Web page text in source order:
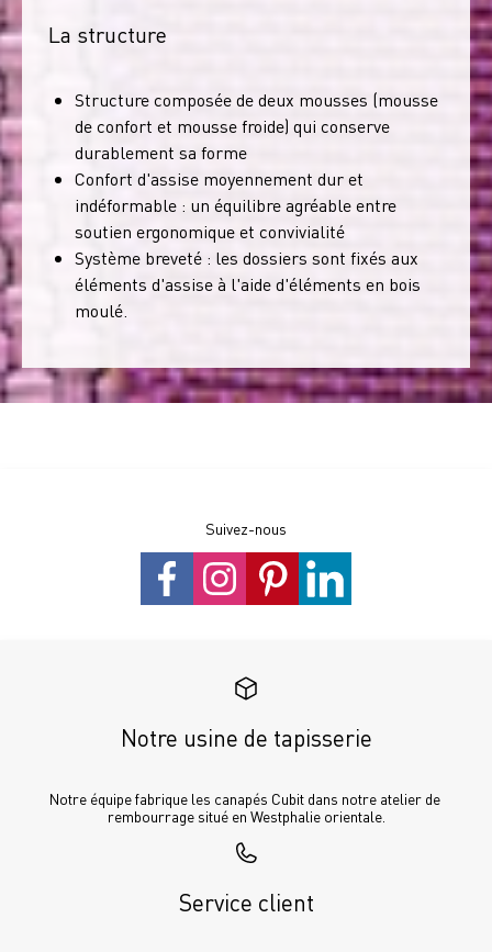
La structure
Structure composée de deux mousses (mousse
de confort et mousse froide) qui conserve
durablement sa forme
Confort d'assise moyennement dur et
indéformable : un équilibre agréable entre
soutien ergonomique et convivialité
Système breveté : les dossiers sont fixés aux
éléments d'assise à l'aide d'éléments en bois
moulé.
Suivez-nous
Notre usine de tapisserie
Notre équipe fabrique les canapés Cubit dans notre atelier de
rembourrage situé en Westphalie orientale.
Service client